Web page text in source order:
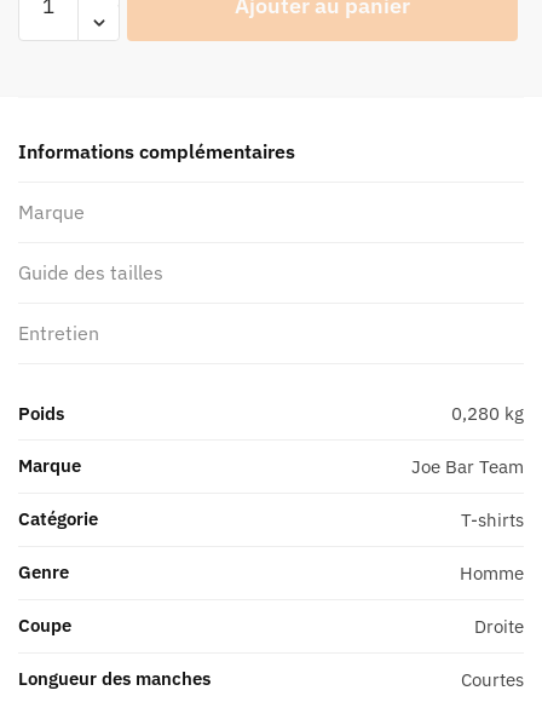
Tee-
Bar
Old
Informations complémentaires
Marque
Guide des tailles
Entretien
Poids 0,280 kg
Marque Joe Bar Team
Catégorie T-shirts
Genre Homme
Coupe Droite
Longueur des manches Courtes